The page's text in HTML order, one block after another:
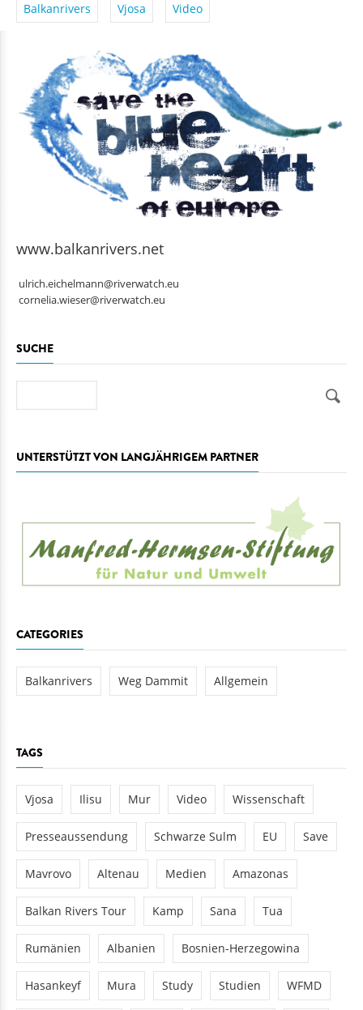
Balkanrivers Vjosa Video
www.balkanrivers.net
ulrich.eichelmann@riverwatch.eu
cornelia.wieser@riverwatch.eu
SUCHE
UNTERSTÜTZT VON LANGJÄHRIGEM PARTNER
CATEGORIES
Balkanrivers Weg Dammit Allgemein
TAGS
Vjosa Ilisu Mur Video Wissenschaft
Presseaussendung Schwarze Sulm EU Save
Mavrovo Altenau Medien Amazonas
Balkan Rivers Tour Kamp Sana Tua
Rumänien Albanien Bosnien-Herzegowina
Hasankeyf Mura Study Studien WFMD